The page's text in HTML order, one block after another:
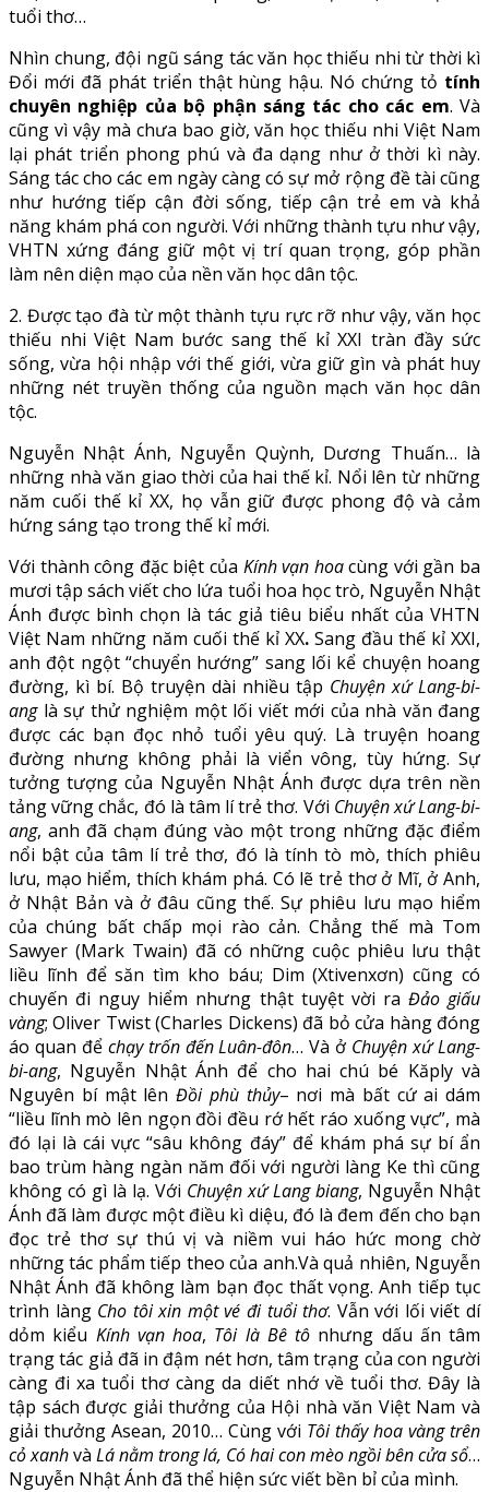
tuổi thơ…
Nhìn chung, đội ngũ sáng tác văn học thiếu nhi từ thời kì
Đổi mới đã phát triển thật hùng hậu. Nó chứng tỏ tính
chuyên nghiệp của bộ phận sáng tác cho các em. Và
cũng vì vậy mà chưa bao giờ, văn học thiếu nhi Việt Nam
lại phát triển phong phú và đa dạng như ở thời kì này.
Sáng tác cho các em ngày càng có sự mở rộng đề tài cũng
như hướng tiếp cận đời sống, tiếp cận trẻ em và khả
năng khám phá con người. Với những thành tựu như vậy,
VHTN xứng đáng giữ một vị trí quan trọng, góp phần
làm nên diện mạo của nền văn học dân tộc.
2. Được tạo đà từ một thành tựu rực rỡ như vậy, văn học
thiếu nhi Việt Nam bước sang thế kỉ XXI tràn đầy sức
sống, vừa hội nhập với thế giới, vừa giữ gìn và phát huy
những nét truyền thống của nguồn mạch văn học dân
tộc.
Nguyễn Nhật Ánh, Nguyễn Quỳnh, Dương Thuấn… là
những nhà văn giao thời của hai thế kỉ. Nổi lên từ những
năm cuối thế kỉ XX, họ vẫn giữ được phong độ và cảm
hứng sáng tạo trong thế kỉ mới.
Với thành công đặc biệt của Kính vạn hoacùng với gần ba
mươi tập sách viết cho lứa tuổi hoa học trò, Nguyễn Nhật
Ánh được bình chọn là tác giả tiêu biểu nhất của VHTN
Việt Nam những năm cuối thế kỉ XX. Sang đầu thế kỉ XXI,
anh đột ngột “chuyển hướng” sang lối kể chuyện hoang
đường, kì bí. Bộ truyện dài nhiều tập Chuyện xứ Lang-bi-
anglà sự thử nghiệm một lối viết mới của nhà văn đang
được các bạn đọc nhỏ tuổi yêu quý. Là truyện hoang
đường nhưng không phải là viển vông, tùy hứng. Sự
tưởng tượng của Nguyễn Nhật Ánh được dựa trên nền
tảng vững chắc, đó là tâm lí trẻ thơ. Với Chuyện xứ Lang-bi-
ang, anh đã chạm đúng vào một trong những đặc điểm
nổi bật của tâm lí trẻ thơ, đó là tính tò mò, thích phiêu
lưu, mạo hiểm, thích khám phá. Có lẽ trẻ thơ ở Mĩ, ở Anh,
ở Nhật Bản và ở đâu cũng thế. Sự phiêu lưu mạo hiểm
của chúng bất chấp mọi rào cản. Chẳng thế mà Tom
Sawyer (Mark Twain) đã có những cuộc phiêu lưu thật
liều lĩnh để săn tìm kho báu; Dim (Xtivenxơn) cũng có
chuyến đi nguy hiểm nhưng thật tuyệt vời ra Đảo giấu
vàng; Oliver Twist (Charles Dickens) đã bỏ cửa hàng đóng
áo quan để chạy trốn đến Luân-đôn… Và ở Chuyện xứ Lang-
bi-ang, Nguyễn Nhật Ánh để cho hai chú bé Kăply và
Nguyên bí mật lên Đồi phù thủy– nơi mà bất cứ ai dám
“liều lĩnh mò lên ngọn đồi đều rớ hết ráo xuống vực”, mà
đó lại là cái vực “sâu không đáy” để khám phá sự bí ẩn
bao trùm hàng ngàn năm đối với người làng Ke thì cũng
không có gì là lạ. Với Chuyện xứ Lang biang, Nguyễn Nhật
Ánh đã làm được một điều kì diệu, đó là đem đến cho bạn
đọc trẻ thơ sự thú vị và niềm vui háo hức mong chờ
những tác phẩm tiếp theo của anh.Và quả nhiên, Nguyễn
Nhật Ánh đã không làm bạn đọc thất vọng. Anh tiếp tục
trình làng Cho tôi xin một vé đi tuổi thơ. Vẫn với lối viết dí
dỏm kiểu Kính vạn hoa, Tôi là Bê tô nhưng dấu ấn tâm
trạng tác giả đã in đậm nét hơn, tâm trạng của con người
càng đi xa tuổi thơ càng da diết nhớ về tuổi thơ. Đây là
tập sách được giải thưởng của Hội nhà văn Việt Nam và
giải thưởng Asean, 2010… Cùng với Tôi thấy hoa vàng trên
cỏ xanhvà Lá nằm trong lá, Có hai con mèo ngồi bên cửa sổ…
Nguyễn Nhật Ánh đã thể hiện sức viết bền bỉ của mình.